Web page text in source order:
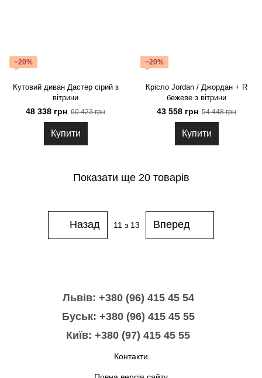
−20%
Кутовий диван Дастер сірий з
вітрини
48 338 грн 60 423 грн
Купити
−20%
Крісло Jordan / Джордан + R
бежеве з вітрини
43 558 грн 54 448 грн
Купити
Показати ще 20 товарів
Назад 11 з 13 Вперед
Львів: +380 (96) 415 45 54
Буськ: +380 (96) 415 45 55
Київ: +380 (97) 415 45 55
Контакти